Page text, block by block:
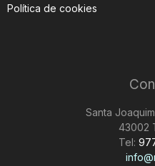
Política de cookies
Santa
43002
Tel: